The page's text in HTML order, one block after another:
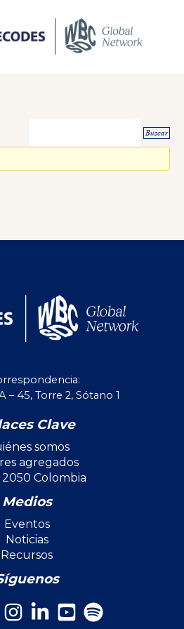
– 45, Torre 2, Sótano 1
Clave
somos
agregados
2050 Colombia
Medios
Eventos
Noticias
Recursos